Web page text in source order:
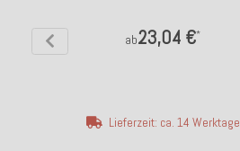
ab23,04 €*
Lieferzeit: ca. 14 Werktage